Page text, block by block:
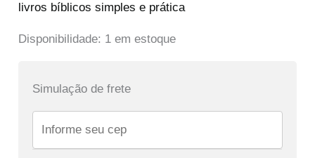
livros bíblicos simples e prática
Disponibilidade: 1 em estoque
Simulação de frete